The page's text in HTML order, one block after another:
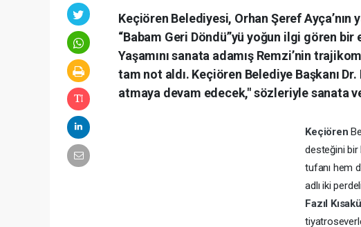
Keçiören Belediyesi, Orhan Şeref
“Babam Geri Döndü”yü yoğun ilgi gören
Yaşamını sanata adamış Remzi’nin
tam not aldı. Keçiören Belediye Başkanı
atmaya devam edecek," sözleriyle sanata
Keçiören
desteğini bir
tufanı hem
adlı iki
Fazıl